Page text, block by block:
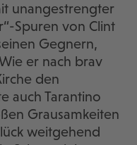
unangestrengter
Spuren von Clint
Gegnern,
er nach brav
den
auch Tarantino
Grausamkeiten
weitgehend